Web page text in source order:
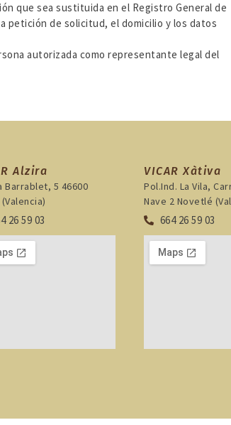
que sea sustituida en el Registro General de
petición de solicitud, el domicilio y los datos
autorizada como representante legal del
Alzira
Barrablet, 5 46600
26 59 03
VICAR Xàtiva
Pol.Ind. La Vila,
Nave 2 Novetlé
664 26 59 03